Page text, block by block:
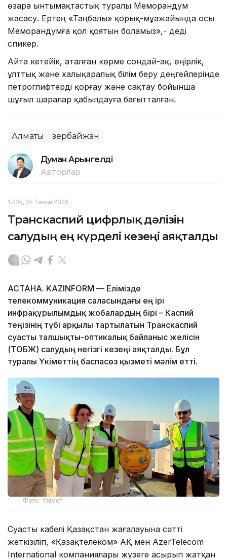
өзара ынтымақтастық туралы Меморандум
жасасу. Ертең «Таңбалы» қорық-мұажайында осы
Меморандумға қол қоятын боламыз»,- деді
спикер.
Айта кетейік, аталған көрме сондай-ақ, өңірлік,
ұлттық және халықаралық білім беру деңгейлерінде
петроглифтерді қорғау және сақтау бойынша
шұғыл шаралар қабылдауға бағытталған.
Алматы Әзербайжан
Думан Арғынгелді
Авторлар
17:05, 05 Тамыз 2026
Транскаспий цифрлық дәлізін
салудың ең күрделі кезеңі аяқталды
АСТАНА. KAZINFORM — Елімізде
телекоммуникация саласындағы ең ірі
инфрақұрылымдық жобалардың бірі – Каспий
теңізінің түбі арқылы тартылатын Транскаспий
суасты талшықты-оптикалық байланыс желісін
(ТОБЖ) салудың негізгі кезеңі аяқталды. Бұл
туралы Үкіметтің баспасөз қызметі мәлім етті.
Фото: Үкімет
Суасты кабелі Қазақстан жағалауына сәтті
жеткізіліп, «Қазақтелеком» АҚ мен AzerTelecom
International компаниялары жүзеге асырып жатқан